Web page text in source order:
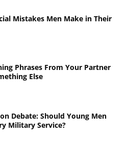
Mistakes Men Make in Their
Phrases From Your Partner
Else
Debate: Should Young Men
Military Service?